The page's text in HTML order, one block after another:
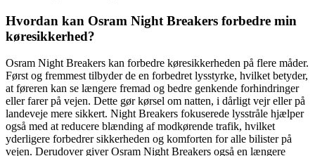
Hvordan kan Osram Night Breakers forbedre min
køresikkerhed?
Osram Night Breakers kan forbedre køresikkerheden på flere måder.
Først og fremmest tilbyder de en forbedret lysstyrke, hvilket betyder,
at føreren kan se længere fremad og bedre genkende forhindringer
eller farer på vejen. Dette gør kørsel om natten, i dårligt vejr eller på
landeveje mere sikkert. Night Breakers fokuserede lysstråle hjælper
også med at reducere blænding af modkørende trafik, hvilket
yderligere forbedrer sikkerheden og komforten for alle bilister på
vejen. Derudover giver Osram Night Breakers også en længere